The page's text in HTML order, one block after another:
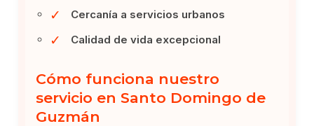
✓ Cercanía a servicios urbanos
✓ Calidad de vida excepcional
Cómo funciona nuestro
servicio en Santo Domingo de
Guzmán